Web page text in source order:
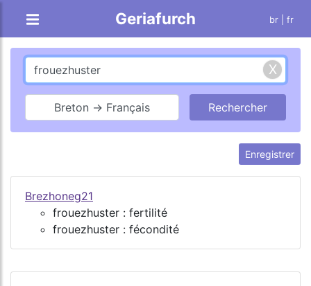
Geriafurch br | fr
Breton → Français
Enregistrer
Brezhoneg21
frouezhuster : fertilité
frouezhuster : fécondité